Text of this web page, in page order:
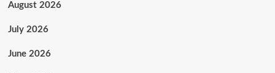
August 2026
July 2026
June 2026